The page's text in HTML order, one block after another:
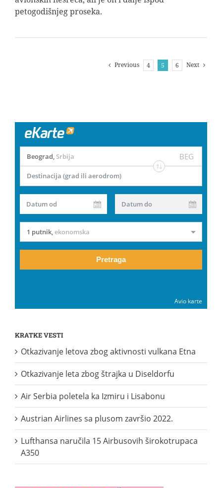
petogodišnjeg proseka.
Previous 4 5 6 Next
Beograd, Srbija BEG
Destinacija (grad ili aerodrom)
Datum od Datum do
1 putnik,ekonomska
Pretraga
Avio karte
KRATKE VESTI
Otkazivanje letova zbog aktivnosti vulkana Etna
Otkazivanje leta zbog štrajka u Diseldorfu
Air Serbia poletela ka Izmiru i Lisabonu
Austrian Airlines sa plusom završio 2022.
Lufthansa naručila 15 Airbusovih širokotrupaca
A350